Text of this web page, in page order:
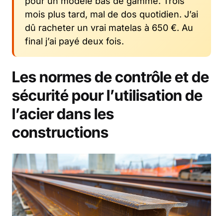
mois plus tard, mal de dos quotidien. J’ai
dû racheter un vrai matelas à 650 €. Au
final j’ai payé deux fois.
Les normes de contrôle et de
sécurité pour l’utilisation de
l’acier dans les
constructions